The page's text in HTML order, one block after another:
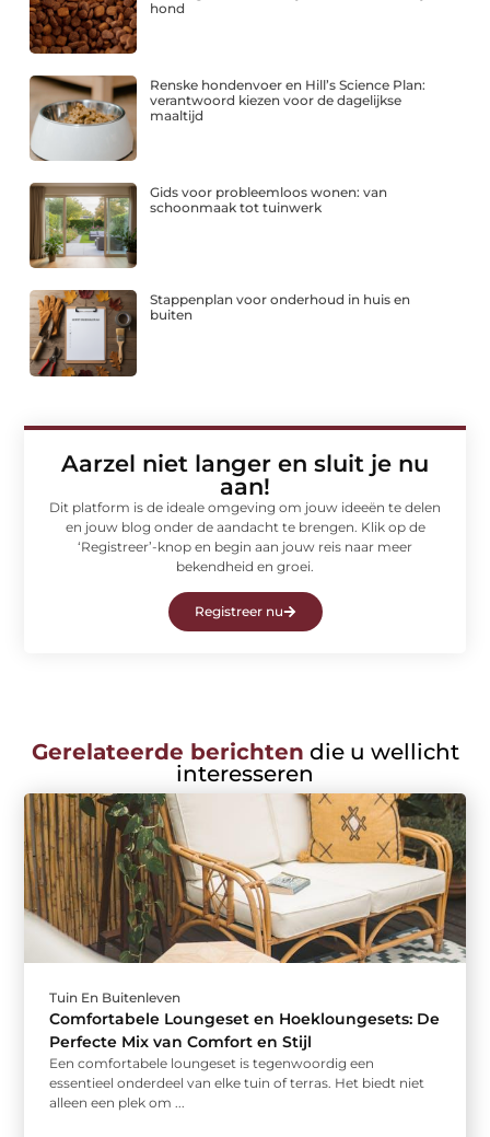
hond
Renske hondenvoer en Hill’s Science Plan:
verantwoord kiezen voor de dagelijkse
maaltijd
Gids voor probleemloos wonen: van
schoonmaak tot tuinwerk
Stappenplan voor onderhoud in huis en
buiten
Aarzel niet langer en sluit je nu
aan!
Dit platform is de ideale omgeving om jouw ideeën te delen
en jouw blog onder de aandacht te brengen. Klik op de
‘Registreer’-knop en begin aan jouw reis naar meer
bekendheid en groei.
Registreer nu
Gerelateerde berichten die u wellicht
interesseren
Tuin En Buitenleven
Comfortabele Loungeset en Hoekloungesets: De
Perfecte Mix van Comfort en Stijl
Een comfortabele loungeset is tegenwoordig een
essentieel onderdeel van elke tuin of terras. Het biedt niet
alleen een plek om ...